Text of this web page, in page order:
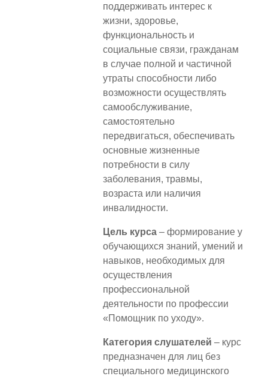
поддерживать интерес к
жизни, здоровье,
функциональность и
социальные связи, гражданам
в случае полной и частичной
утраты способности либо
возможности осуществлять
самообслуживание,
самостоятельно
передвигаться, обеспечивать
основные жизненные
потребности в силу
заболевания, травмы,
возраста или наличия
инвалидности.
Цель курса – формирование у
обучающихся знаний, умений и
навыков, необходимых для
осуществления
профессиональной
деятельности по профессии
«Помощник по уходу».
Категория слушателей – курс
предназначен для лиц без
специального медицинского